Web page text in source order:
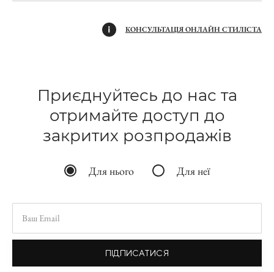
КОНСУЛЬТАЦІЯ ОНЛАЙН СТИЛІСТА
Приєднуйтесь до нас та
отримайте доступ до
закритих розпродажів
Для нього Для неї
ПІДПИСАТИСЯ